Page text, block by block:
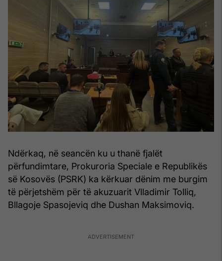
Ndërkaq, në seancën ku u thanë fjalët
përfundimtare, Prokuroria Speciale e Republikës
së Kosovës (PSRK) ka kërkuar dënim me burgim
të përjetshëm për të akuzuarit Vlladimir Tolliq,
Bllagoje Spasojeviq dhe Dushan Maksimoviq.